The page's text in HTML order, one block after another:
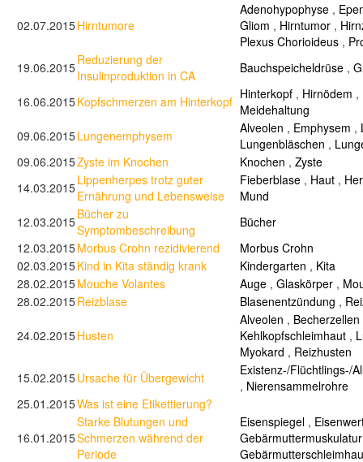
02.07.2015Hirntumore
Adenohypophyse ,
Gliom , Hirntumor ,
Plexus Chorioideus ,
19.06.2015Reduzierung der
Insulinproduktion in CA
Bauchspeicheldrüse ,
16.06.2015Kopfschmerzen am Hinterkopf Hinterkopf , Hirnödem ,
Meidehaltung
09.06.2015Lungenemphysem Alveolen , Emphysem ,
Lungenbläschen ,
09.06.2015Zyste im Knochen Knochen , Zyste
14.03.2015Lippenherpes trotz guter
Ernährung und Lebensweise
Fieberblase , Haut ,
Mund
12.03.2015Bücher zu
Symptombeschreibung
Bücher
12.03.2015Morbus Crohn rezidivierend
Morbus Crohn
02.03.2015Kind in Kita ständig krank Kindergarten , Kita
28.02.2015Mouche Volantes Auge , Glaskörper ,
28.02.2015Reizblase Blasenentzündung ,
24.02.2015Husten
Alveolen , Becherzellen
Kehlkopfschleimhaut ,
Myokard , Reizhusten
15.02.2015Ursache für Übergewicht
Existenz-/Flüchtlings-/
, Nierensammelrohre
25.01.2015Was ist eine Etikettierung?
16.01.2015
Starke Blutungen und
Schmerzen während der
Periode
Eisenspiegel ,
Gebärmuttermuskulatur